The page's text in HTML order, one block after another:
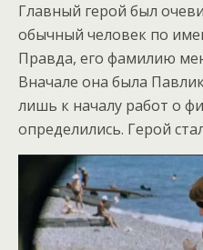
Главный герой был
обычный человек по
Правда, его фамилию
Вначале она была
лишь к началу работ о
определились. Герой